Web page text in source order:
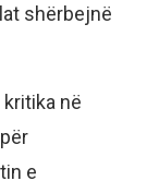
shërbejnë
në
e